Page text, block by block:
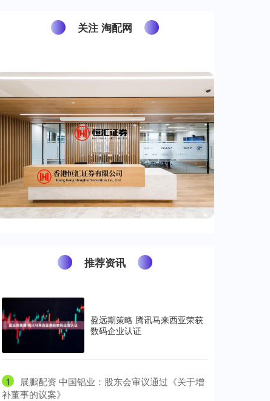
关注 淘配网
推荐资讯
盈远期策略 腾讯马来西亚荣获
数码企业认证
1
​展鵬配资 中国铝业：股东会审议通过《关于增
补董事的议案》